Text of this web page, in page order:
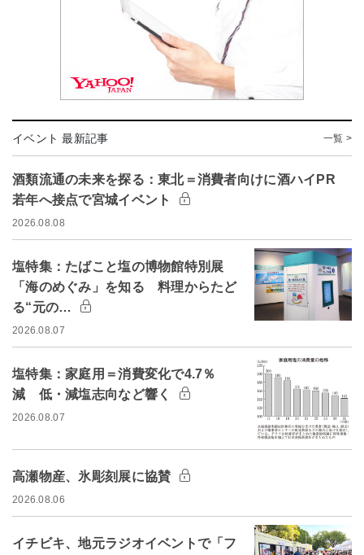
イベント 最新記事 一覧 >
酒類流通の未来を探る：東北＝消費者向けに酒ハイPR
若年へ接点で宮城イベント
2026.08.08
塩特集：たばこと塩の博物館特別展
「海のめぐみ」を知る 料理からたど
る“元の…
2026.08.07
塩特集：家庭用＝消費変化で4.7％
減 低・減塩志向など響く
2026.08.07
高瀬物産、氷彫刻展に協賛
2026.08.06
イチビキ、地元ラジオイベントで「フ